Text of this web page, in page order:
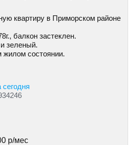
квартиру в Приморском районе
балкон застеклен.
зеленый.
жилом состоянии.
сегодня
р/мес